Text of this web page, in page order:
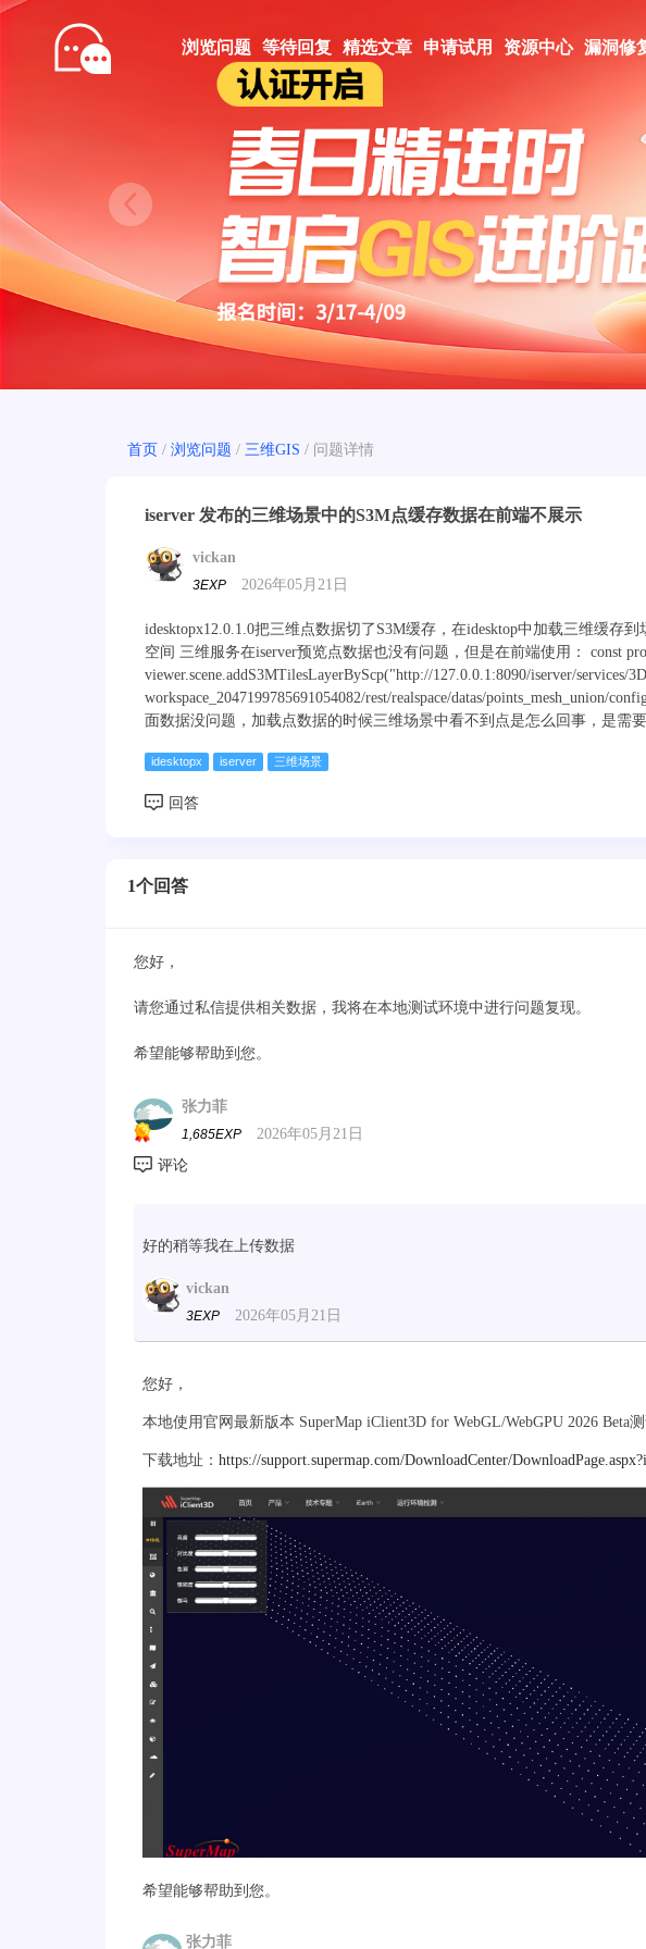
Prev
浏览问题 等待回复 精选文章 申请试用 资源中心 漏洞修
首页 / 浏览问题 / 三维GIS / 问题详情
iserver 发布的三维场景中的S3M点缓存数据在前端不展示
vickan
3EXP 2026年05月21日
idesktopx12.0.1.0把三维点数据切了S3M缓存，在idesktop中加载三维缓存
空间 三维服务在iserver预览点数据也没有问题，但是在前端使用： const
viewer.scene.addS3MTilesLayerByScp("http://127.0.0.1:8090/iserver/services/
workspace_2047199785691054082/rest/realspace/datas/points_mesh_union/
面数据没问题，加载点数据的时候三维场景中看不到点是怎么回事，是需
idesktopx iserver 三维场景
1个回答
您好，
请您通过私信提供相关数据，我将在本地测试环境中进行问题复现。
希望能够帮助到您。
张力菲
1,685EXP 2026年05月21日
好的稍等我在上传数据
vickan
3EXP 2026年05月21日
您好，
本地使用官网最新版本 SuperMap iClient3D for WebGL/WebGPU 2026 Beta
下载地址： https://support.supermap.com/DownloadCenter/
希望能够帮助到您。
张力菲